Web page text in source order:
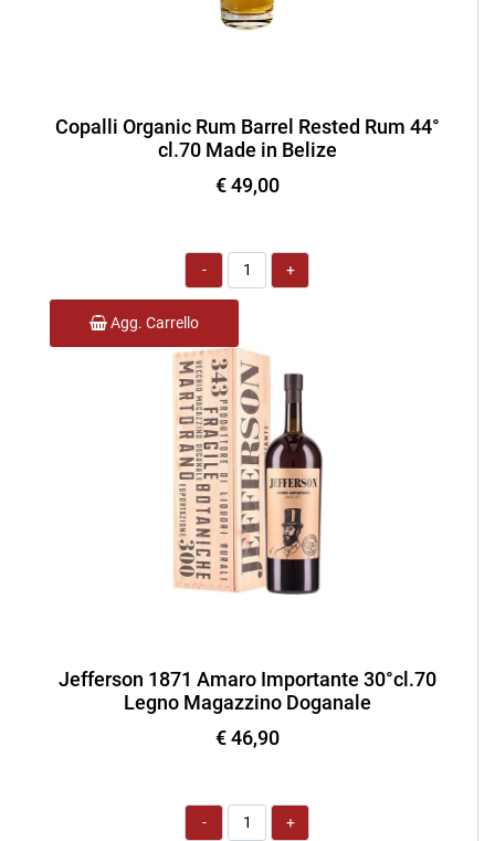
Copalli Organic Rum Barrel Rested Rum 44°
cl.70 Made in Belize
€ 49,00
Quantità
Agg. Carrello
Jefferson 1871 Amaro Importante 30°cl.70
Legno Magazzino Doganale
€ 46,90
Quantità